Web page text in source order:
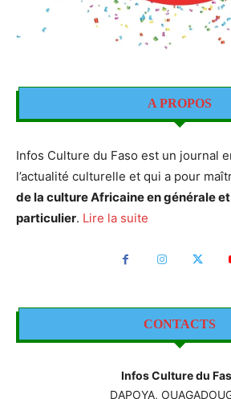
A PROPOS
Infos Culture du Faso est un journal
l’actualité culturelle et qui a pour
de la culture Africaine en générale
particulier. Lire la suite
CONTACTS
Infos Culture du
DAPOYA,